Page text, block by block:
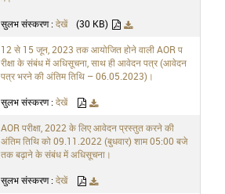
सुलभ संस्करण : देखें (30 KB)
12 से 15 जून, 2023 तक आयोजित होने वाली AOR प
रीक्षा के संबंध में अधिसूचना, साथ ही आवेदन पत्र (आवेदन
पत्र भरने की अंतिम तिथि – 06.05.2023)।
सुलभ संस्करण :देखें
AOR परीक्षा, 2022 के लिए आवेदन प्रस्तुत करने की
अंतिम तिथि को 09.11.2022 (बुधवार) शाम 05:00 बजे
तक बढ़ाने के संबंध में अधिसूचना।
सुलभ संस्करण : देखें